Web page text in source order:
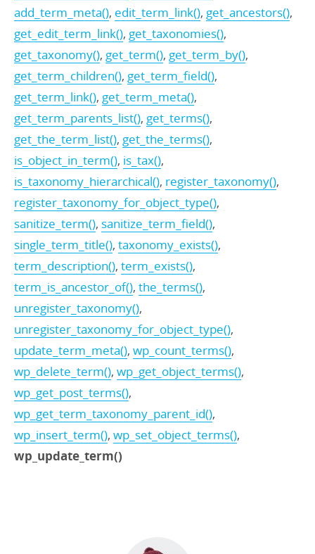
add_term_meta(), edit_term_link(), get_ancestors(),
get_edit_term_link(), get_taxonomies(),
get_taxonomy(), get_term(), get_term_by(),
get_term_children(), get_term_field(),
get_term_link(), get_term_meta(),
get_term_parents_list(), get_terms(),
get_the_term_list(), get_the_terms(),
is_object_in_term(), is_tax(),
is_taxonomy_hierarchical(), register_taxonomy(),
register_taxonomy_for_object_type(),
sanitize_term(), sanitize_term_field(),
single_term_title(), taxonomy_exists(),
term_description(), term_exists(),
term_is_ancestor_of(), the_terms(),
unregister_taxonomy(),
unregister_taxonomy_for_object_type(),
update_term_meta(), wp_count_terms(),
wp_delete_term(), wp_get_object_terms(),
wp_get_post_terms(),
wp_get_term_taxonomy_parent_id(),
wp_insert_term(), wp_set_object_terms(),
wp_update_term()